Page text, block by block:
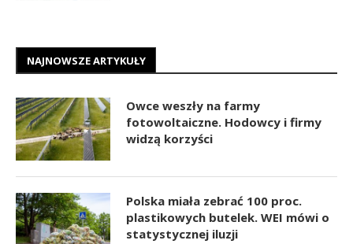
NAJNOWSZE ARTYKUŁY
Owce weszły na farmy
fotowoltaiczne. Hodowcy i firmy
widzą korzyści
Polska miała zebrać 100 proc.
plastikowych butelek. WEI mówi o
statystycznej iluzji